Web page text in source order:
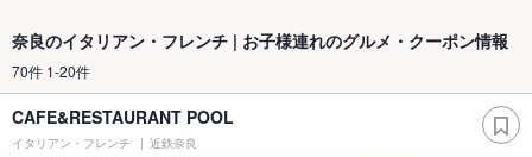
奈良のイタリアン・フレンチ | お子様連れのグルメ・クーポン情報
70件 1-20件
CAFE&RESTAURANT POOL
イタリアン・フレンチ 近鉄奈良